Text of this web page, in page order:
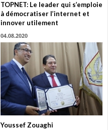
TOPNET: Le leader qui s’emploie
à démocratiser l’internet et
innover utilement
04.08.2020
Youssef Zouaghi